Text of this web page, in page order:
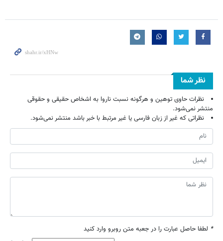
نظر شما
نظرات حاوی توهین و هرگونه نسبت ناروا به اشخاص حقیقی و حقوقی
منتشر نمی‌شود.
نظراتی که غیر از زبان فارسی یا غیر مرتبط با خبر باشد منتشر نمی‌شود.
* لطفا حاصل عبارت را در جعبه متن روبرو وارد کنید